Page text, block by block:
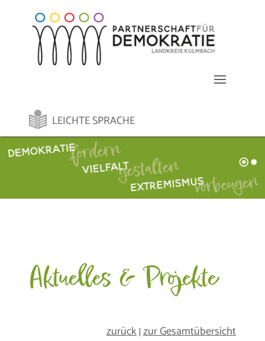
LEICHTE SPRACHE
Aktuelles & Projekte
zurück | zur Gesamtübersicht